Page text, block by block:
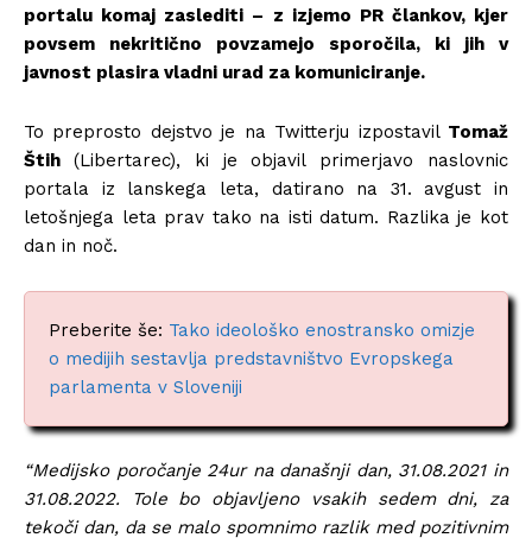
portalu komaj zaslediti – z izjemo PR člankov, kjer
povsem nekritično povzamejo sporočila, ki jih v
javnost plasira vladni urad za komuniciranje.
To preprosto dejstvo je na Twitterju izpostavil Tomaž
Štih (Libertarec), ki je objavil primerjavo naslovnic
portala iz lanskega leta, datirano na 31. avgust in
letošnjega leta prav tako na isti datum. Razlika je kot
dan in noč.
Preberite še: Tako ideološko enostransko omizje
o medijih sestavlja predstavništvo Evropskega
parlamenta v Sloveniji
“Medijsko poročanje 24ur na današnji dan, 31.08.2021 in
31.08.2022. Tole bo objavljeno vsakih sedem dni, za
tekoči dan, da se malo spomnimo razlik med pozitivnim